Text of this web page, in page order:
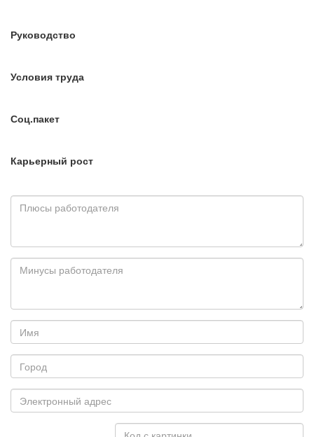
Руководство
Условия труда
Соц.пакет
Карьерный рост